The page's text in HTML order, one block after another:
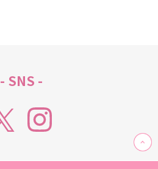
- SNS -